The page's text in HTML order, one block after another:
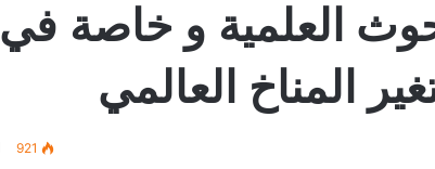
العلمية و خاصة في
المناخ العالمي
921